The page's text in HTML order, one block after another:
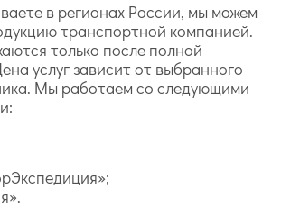
в регионах России, мы можем
транспортной компанией.
только после полной
услуг зависит от выбранного
Мы работаем со следующими